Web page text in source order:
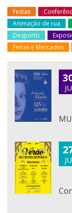
Festas
Animação de rua
Desporto
Feiras e Mercados